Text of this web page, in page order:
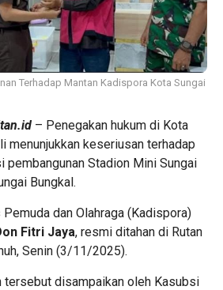
Terhadap Mantan Kadispora Kota Sungai
– Penegakan hukum di Kota
menunjukkan keseriusan terhadap
pembangunan Stadion Mini Sungai
Bungkal.
dan Olahraga (Kadispora)
Fitri Jaya, resmi ditahan di Rutan
Senin (3/11/2025).
tersebut disampaikan oleh Kasubsi